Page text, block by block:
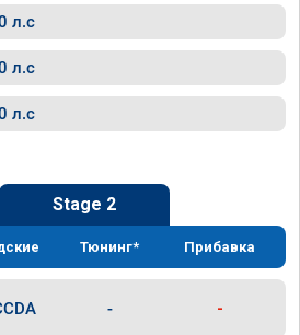
л.с
л.с
л.с
Stage 2
Тюнинг* Прибавка
- -